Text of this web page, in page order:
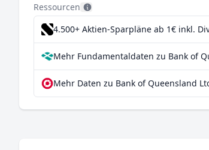
Ressourcen
4.500+ Aktien-Sparpläne ab 1€ inkl.
Mehr Fundamentaldaten zu Bank of
Mehr Daten zu Bank of Queensland